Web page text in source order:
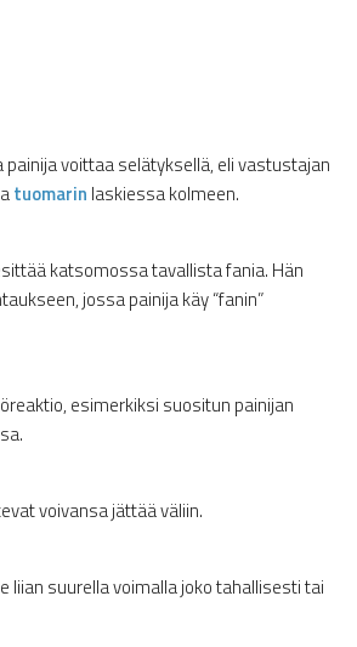
voittaa selätyksellä, eli vastustajan
tuomarin laskiessa kolmeen.
katsomossa tavallista fania. Hän
jossa painija käy “fanin”
esimerkiksi suositun painijan
voivansa jättää väliin.
liian suurella voimalla joko tahallisesti tai